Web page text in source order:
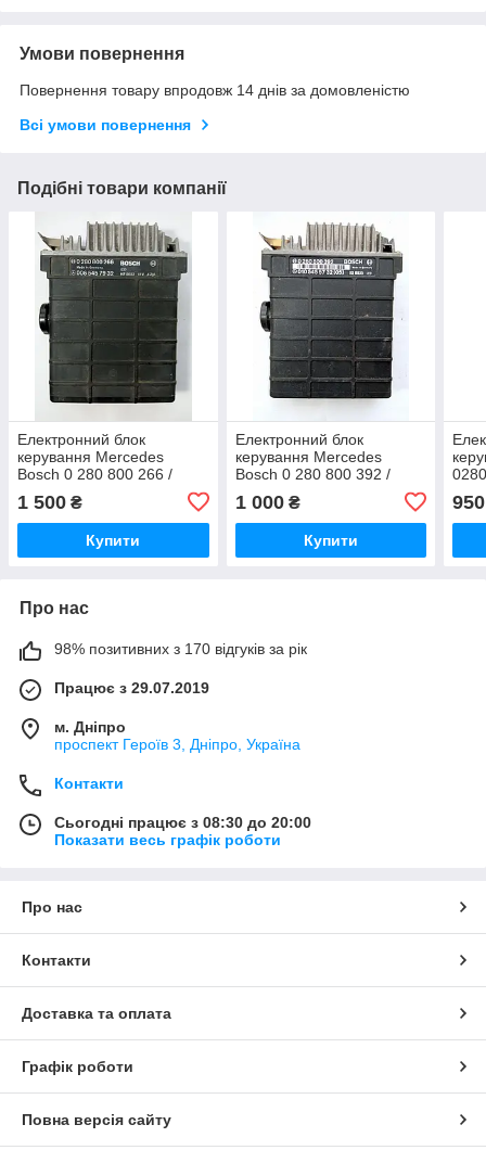
Умови повернення
Повернення товару впродовж 14 днів за домовленістю
Всі умови повернення
Подібні товари компанії
Електронний блок
керування Mercedes
Bosch 0 280 800 266 /
0280800266 / 006 545 79
32 / 0065457932 / KE0027
/ MB190
1 500 ₴
Купити
Електронний блок
керування Mercedes
Bosch 0 280 800 392 /
0280800392 / 010 545 57
32 (05) / 0105455732(05) /
KE0035 / MB190
1 000₴
Купити
KE
950
Про нас
98% позитивних з 170 відгуків за рік
Працює з 29.07.2019
м. Дніпро
проспект Героїв 3, Дніпро, Україна
Контакти
Сьогодні працює з 08:30 до 20:00
Показати весь графік роботи
Про нас
Контакти
Доставка та оплата
Графік роботи
Повна версія сайту